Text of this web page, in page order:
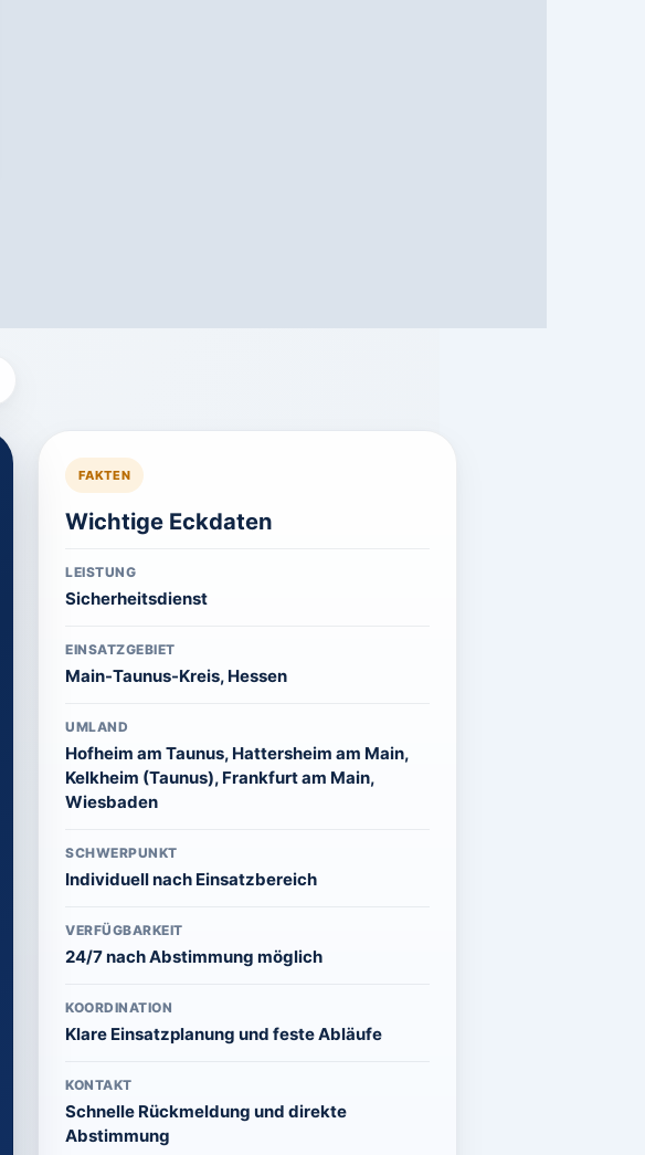
FAKTEN
Wichtige Eckdaten
LEISTUNG
Sicherheitsdienst
EINSATZGEBIET
Main-Taunus-Kreis, Hessen
UMLAND
Hofheim am Taunus, Hattersheim am Main,
Kelkheim (Taunus), Frankfurt am Main,
Wiesbaden
SCHWERPUNKT
Individuell nach Einsatzbereich
VERFÜGBARKEIT
24/7 nach Abstimmung möglich
KOORDINATION
Klare Einsatzplanung und feste Abläufe
KONTAKT
Schnelle Rückmeldung und direkte
Abstimmung